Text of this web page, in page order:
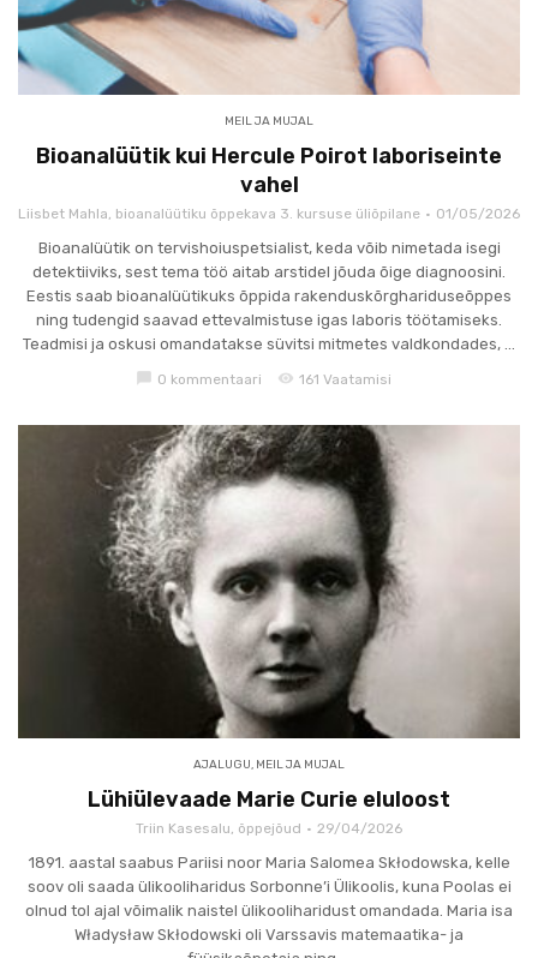
MEIL JA MUJAL
Bioanalüütik kui Hercule Poirot laboriseinte
vahel
Liisbet Mahla, bioanalüütiku õppekava 3. kursuse üliõpilane 01/05/2026
Bioanalüütik on tervishoiuspetsialist, keda võib nimetada isegi
detektiiviks, sest tema töö aitab arstidel jõuda õige diagnoosini.
Eestis saab bioanalüütikuks õppida rakenduskõrghariduseõppes
ning tudengid saavad ettevalmistuse igas laboris töötamiseks.
Teadmisi ja oskusi omandatakse süvitsi mitmetes valdkondades, ...
chat_bubble 0 kommentaari visibility 161 Vaatamisi
AJALUGU, MEIL JA MUJAL
Lühiülevaade Marie Curie eluloost
Triin Kasesalu, õppejõud 29/04/2026
1891. aastal saabus Pariisi noor Maria Salomea Skłodowska, kelle
soov oli saada ülikooliharidus Sorbonne’i Ülikoolis, kuna Poolas ei
olnud tol ajal võimalik naistel ülikooliharidust omandada. Maria isa
Władysław Skłodowski oli Varssavis matemaatika- ja